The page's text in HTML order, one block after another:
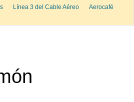
Línea 3 del Cable Aéreo
Aerocafé